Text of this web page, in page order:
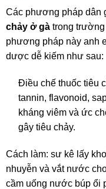
Các phương pháp dân
chảy ở gà trong
phương pháp này anh
dược dễ kiếm như sau:
Điều chế thuốc tiêu
tannin, flavonoid,
kháng viêm và ức
gây tiêu chảy.
Cách làm: sư kê lấy
nhuyễn và vắt nước
cầm uống nước búp ổi